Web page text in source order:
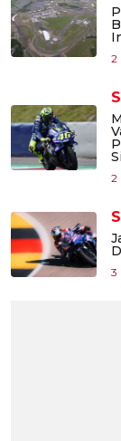
2
2
3